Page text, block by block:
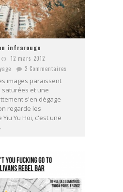
infrarouge
12 mars 2012
2 Commentaires
images paraissent
et une
s'en dégage
regarde les
Yu Hoi, c'est une